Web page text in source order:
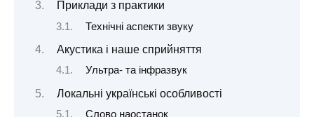
Приклади з практики
Технічні аспекти звуку
Акустика і наше сприйняття
Ультра- та інфразвук
Локальні українські особливості
Слово наостанок